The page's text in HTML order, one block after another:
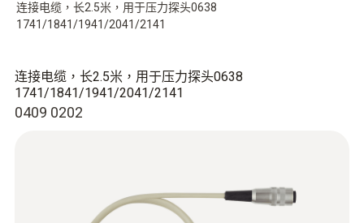
连接电缆，长2.5米，用于压力探头0638
1741/1841/1941/2041/2141
0409 0202
连接电缆，长2.5米，用于压力探头0638
1741/1841/1941/2041/2141